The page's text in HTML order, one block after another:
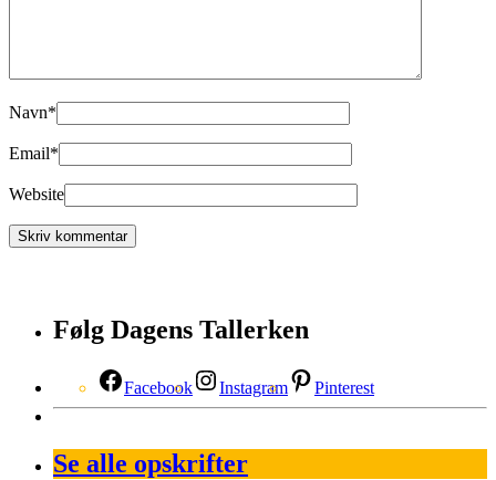
Navn*
Email*
Website
Følg Dagens Tallerken
Facebook Instagram Pinterest
Se alle opskrifter